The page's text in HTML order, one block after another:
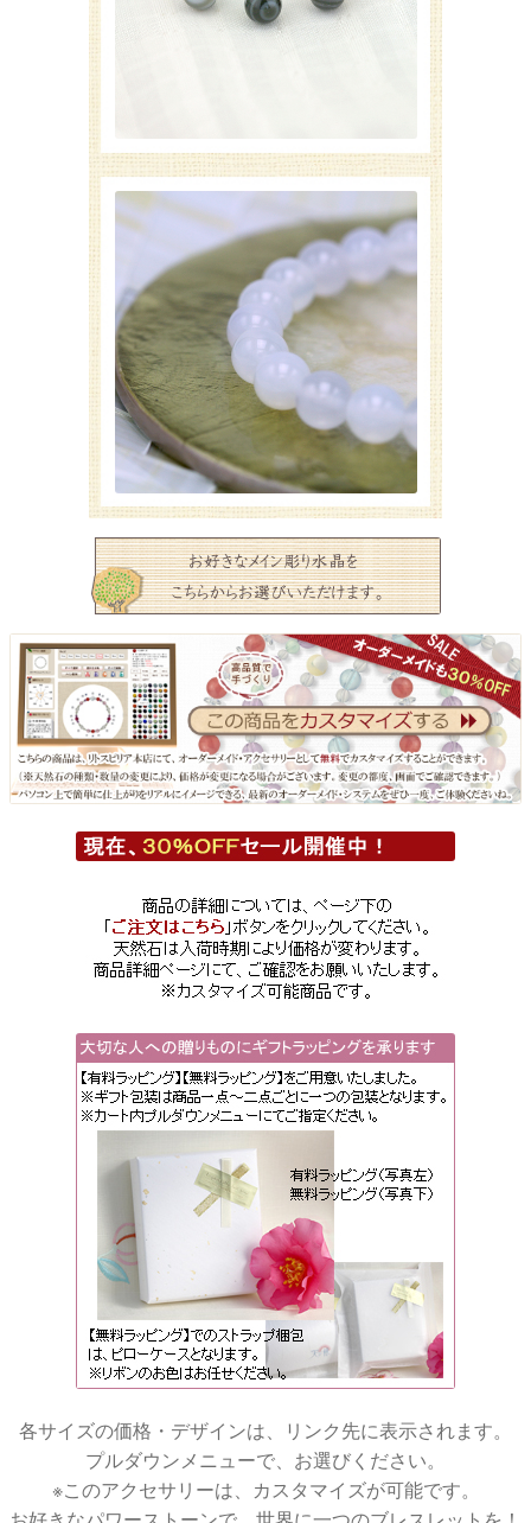
各サイズの価格・デザインは、リンク先に表示されます。
プルダウンメニューで、お選びください。
※このアクセサリーは、カスタマイズが可能です。